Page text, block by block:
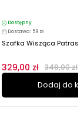
Dostępny
Dostawa: 59 zł
Szafka Wisząca Patras
329,00 zł 349,00 zł
Dodaj do